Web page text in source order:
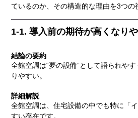
ているのか、その構造的な理由を3つの
1-1. 導入前の期待が高くなり
結論の要約
全館空調は“夢の設備”として語られや
りやすい。
詳細解説
全館空調は、住宅設備の中でも特に「
すい存在です。